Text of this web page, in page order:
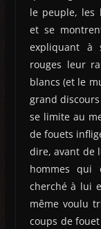
le peuple, les
et se
expliquant à
rouges leur
blancs (et le
grand
se limite au
de fouets
dire, avant de
hommes qui
cherché à lui
même voulu
coups de